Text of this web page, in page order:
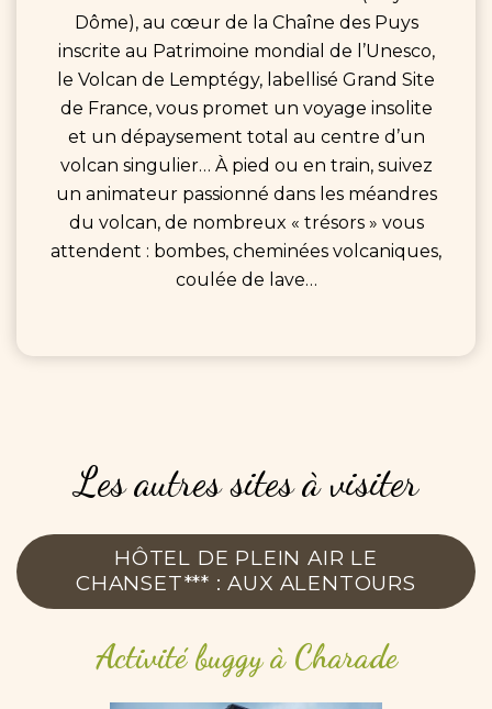
Dôme), au cœur de la Chaîne des Puys
inscrite au Patrimoine mondial de l’Unesco,
le Volcan de Lemptégy, labellisé Grand Site
de France, vous promet un voyage insolite
et un dépaysement total au centre d’un
volcan singulier… À pied ou en train, suivez
un animateur passionné dans les méandres
du volcan, de nombreux « trésors » vous
attendent : bombes, cheminées volcaniques,
coulée de lave…
Les autres sites à visiter
HÔTEL DE PLEIN AIR LE
CHANSET*** : AUX ALENTOURS
Activité buggy à Charade